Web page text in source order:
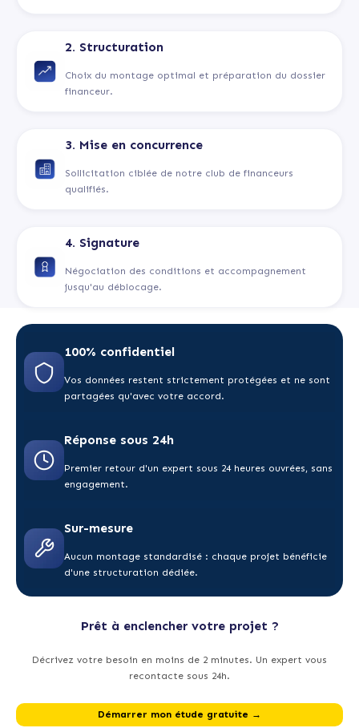
2. Structuration
Choix du montage optimal et préparation du dossier
financeur.
3. Mise en concurrence
Sollicitation ciblée de notre club de financeurs
qualifiés.
4. Signature
Négociation des conditions et accompagnement
jusqu'au déblocage.
100% confidentiel
Vos données restent strictement protégées et ne sont
partagées qu'avec votre accord.
Réponse sous 24h
Premier retour d'un expert sous 24 heures ouvrées, sans
engagement.
Sur-mesure
Aucun montage standardisé : chaque projet bénéficie
d'une structuration dédiée.
Prêt à enclencher votre projet ?
Décrivez votre besoin en moins de 2 minutes. Un expert vous
recontacte sous 24h.
Démarrer mon étude gratuite →